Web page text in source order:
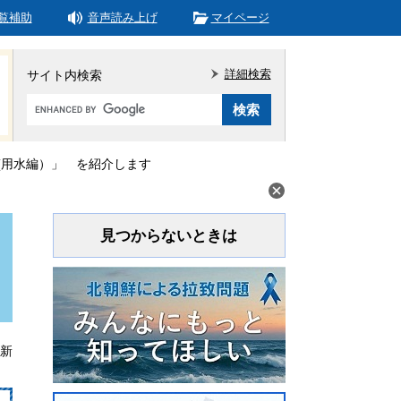
補助 音声読み上げ マイページ
サイト内検索
Google
タ
ム
詳細検索
用水編）」 を紹介します
見つからないときは